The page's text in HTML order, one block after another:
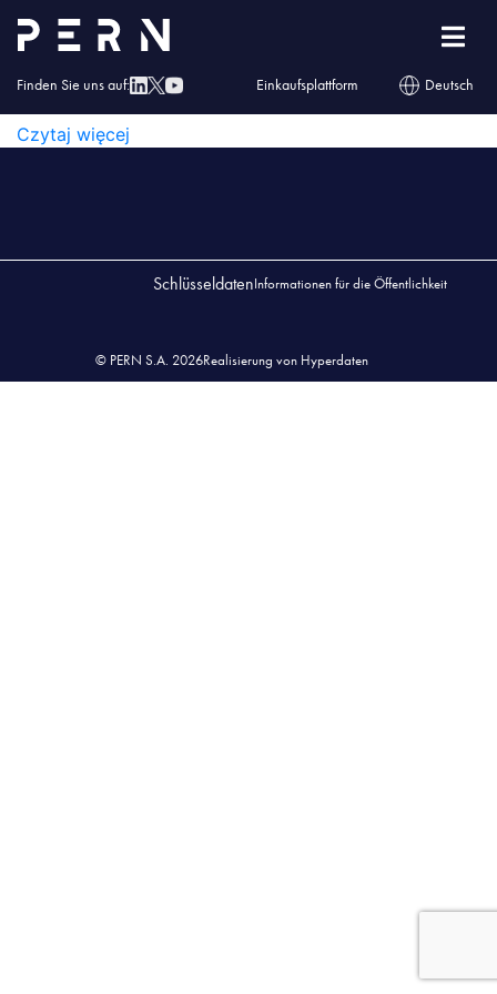
Finden Sie uns auf: Einkaufsplattform Deutsch
Wykaz Przedsiębiorstw 202306
WYKAZ PRZEDSIĘBIORSTW 202306
Czytaj więcej
SchlüsseldatenInformationen für die Öffentlichkeit
© PERN S.A. 2026Realisierung von Hyperdaten